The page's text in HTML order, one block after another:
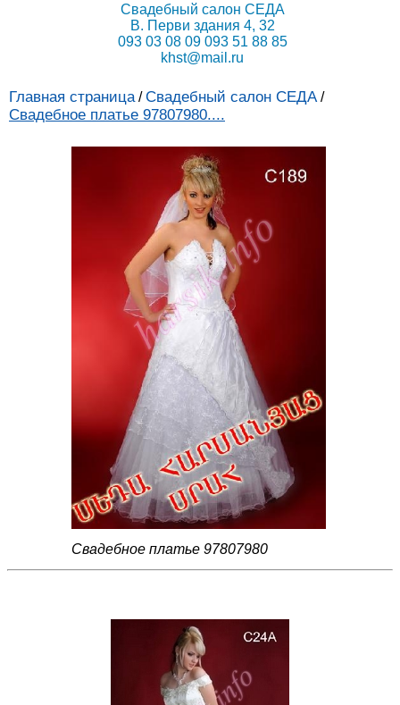
Свадебный салон СЕДА
В. Перви здания 4, 32
093 03 08 09 093 51 88 85
khst@mail.ru
Главная страница /Свадебный салон СЕДА /
Свадебное платье 97807980....
Свадебное платье 97807980